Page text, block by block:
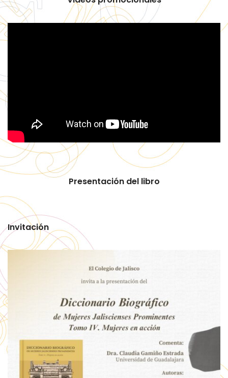
Presentación del libro
Invitación